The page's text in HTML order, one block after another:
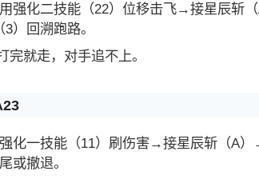
强化二技能（22）位移击飞→接星辰斩
）回溯跑路。
完就走，对手追不上。
化一技能（11）刷伤害→接星辰斩（A
或撤退。